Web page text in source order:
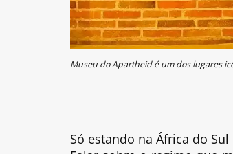
Museu do Apartheid é um dos lugares
Só estando na África do